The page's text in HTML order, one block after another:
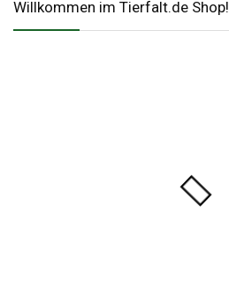
Willkommen im Tierfalt.de Shop!